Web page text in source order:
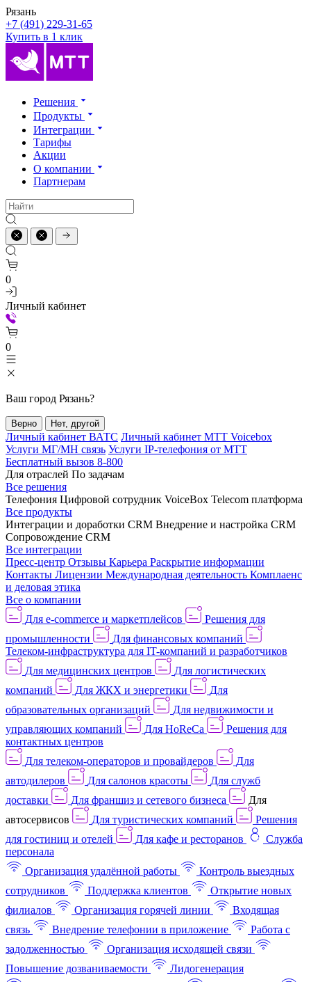
Рязань
+7 (491) 229-31-65
Купить в 1 клик
Решения
Продукты
Интеграции
Тарифы
Акции
О компании
Партнерам
0
Личный кабинет
0
Ваш город Рязань?
Верно Нет, другой
Личный кабинет ВАТС Личный кабинет МТТ Voicebox
Услуги МГ/МН связь Услуги IP-телефония от МТТ
Бесплатный вызов 8-800
Для отраслей По задачам
Все решения
Телефония Цифровой сотрудник VoiceBox Telecom платформа
Все продукты
Интеграции и доработки CRM Внедрение и настройка CRM
Сопровождение CRM
Все интеграции
Пресс-центр Отзывы Карьера Раскрытие информации
Контакты Лицензии Международная деятельность Комплаенс
и деловая этика
Все о компании
Для e-commerce и маркетплейсов
Решения для
промышленности
Для финансовых компаний
Телеком-инфраструктура для IT-компаний и разработчиков
Для медицинских центров
Для логистических
компаний
Для ЖКХ и энергетики
Для
образовательных организаций
Для недвижимости и
управляющих компаний
Для HoReCa
Решения для
контактных центров
Для телеком-операторов и провайдеров
Для
автодилеров
Для салонов красоты
Для служб
доставки
Для франшиз и сетевого бизнеса
Для
автосервисов
Для туристических компаний
Решения
для гостиниц и отелей
Для кафе и ресторанов
Служба
персонала
Организация удалённой работы
Контроль выездных
сотрудников
Поддержка клиентов
Открытие новых
филиалов
Организация горячей линии
Входящая
связь
Внедрение телефонии в приложение
Работа с
задолженностью
Организация исходящей связи
Повышение дозваниваемости
Лидогенерация